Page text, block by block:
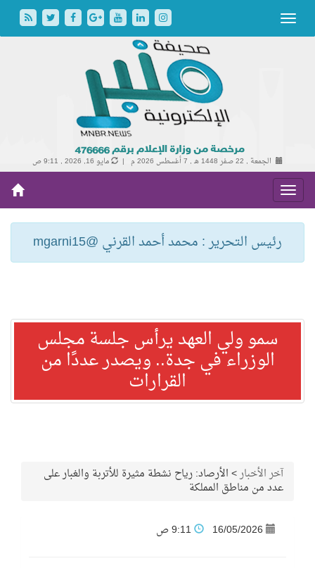
الجمعة , 22 صفر 1448 هـ , 7 أغسطس 2026 م | مايو 16, 2026 , 9:11 ص
رئيس التحرير : محمد أحمد القرني @mgarni15
سمو ولي العهد يرأس جلسة مجلس
الوزراء في جدة.. ويصدر عددًا من
القرارات
آخر الأخبار>الأرصاد: رياح نشطة مثيرة للأتربة والغبار على
عدد من مناطق المملكة
16/05/2026